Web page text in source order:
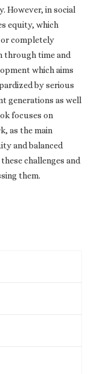
However, in social
equity, which
completely
through time and
which aims
by serious
generations as well
focuses on
as the main
and balanced
challenges and
them.